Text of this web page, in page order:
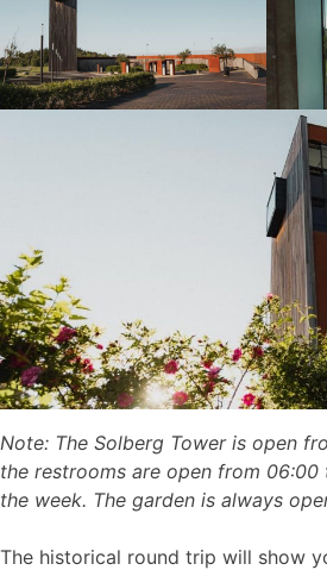
Note: The Solberg Tower is open
the restrooms are open from
the week. The garden is always
The historical round trip will show